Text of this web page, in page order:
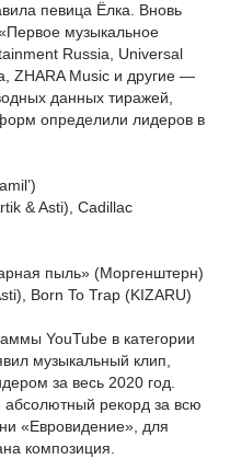
певица Ёлка. Вновь
музыкальное
Russia, Universal
ZHARA Music и другие —
данных тиражей,
определили лидеров в
& Asti), Cadillac
пыль» (Моргенштерн)
Born To Trap (KIZARU)
YouTube в категории
музыкальный клип,
за весь 2020 год.
рекорд за всю
«Евровидение», для
композиция.